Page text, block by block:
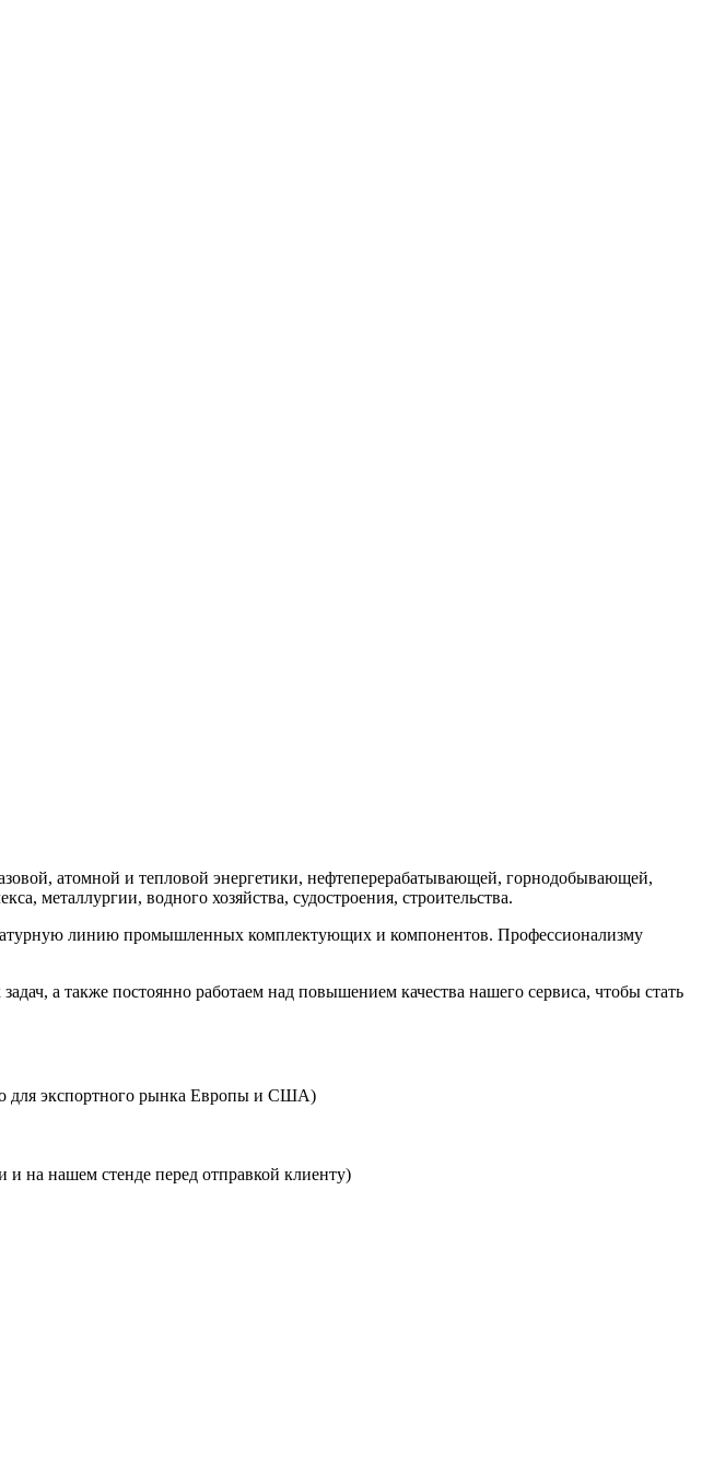
атомной и тепловой энергетики, нефтеперерабатывающей, горнодобывающей,
металлургии, водного хозяйства, судостроения, строительства.
линию промышленных комплектующих и компонентов. Профессионализму
а также постоянно работаем над повышением качества нашего сервиса, чтобы стать
для экспортного рынка Европы и США)
на нашем стенде перед отправкой клиенту)